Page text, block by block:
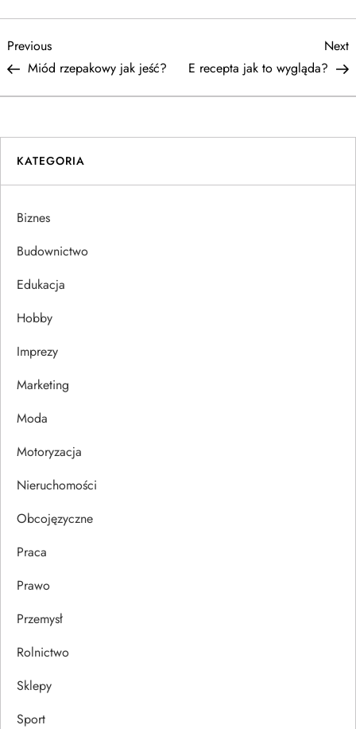
N
a
w
g
a
c
a
w
p
u
Previous
Post
Previous
Miód rzepakowy jak jeść?
Next
E recepta jak to wygląda?
KATEGORIA
Biznes
Budownictwo
Edukacja
Hobby
Imprezy
Marketing
Moda
Motoryzacja
Nieruchomości
Obcojęzyczne
Praca
Prawo
Przemysł
Rolnictwo
Sklepy
Sport